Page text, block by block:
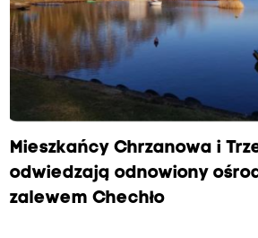
Mieszkańcy Chrzanowa i
odwiedzają odnowiony
zalewem Chechło